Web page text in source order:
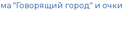
"Говорящий город" и очки